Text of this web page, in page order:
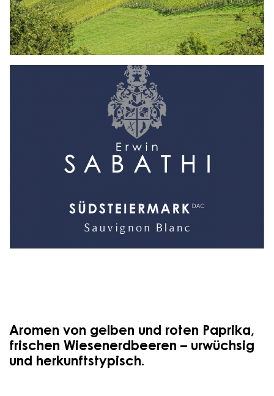
Aromen von gelben und roten Paprika,
frischen Wiesenerdbeeren – urwüchsig
und herkunftstypisch.